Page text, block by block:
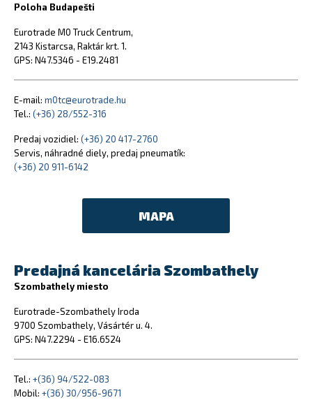
Poloha Budapešti
Eurotrade M0 Truck Centrum,
2143 Kistarcsa, Raktár krt. 1.
GPS: N47.5346 - E19.2481
E-mail: m0tc@eurotrade.hu
Tel.: (+36) 28/552-316
Predaj vozidiel: (+36) 20 417-2760
Servis, náhradné diely, predaj pneumatík:
(+36) 20 911-6142
MAPA
Predajná kancelária Szombathely
Szombathely miesto
Eurotrade-Szombathely Iroda
9700 Szombathely, Vásártér u. 4.
GPS: N47.2294 - E16.6524
Tel.: +(36) 94/522-083
Mobil: +(36) 30/956-9671